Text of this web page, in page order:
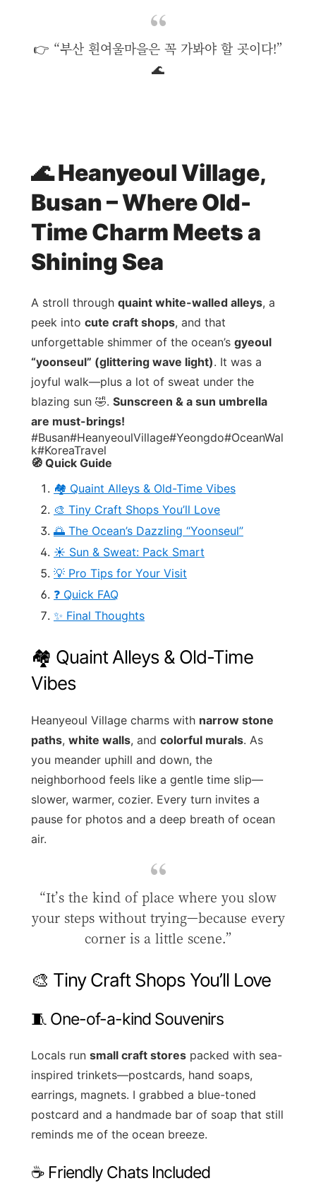
👉 “부산 흰여울마을은 꼭 가봐야 할 곳이다!”
🌊
🌊 Heanyeoul Village,
Busan – Where Old-
Time Charm Meets a
Shining Sea
A stroll through quaint white-walled alleys, a
peek into cute craft shops, and that
unforgettable shimmer of the ocean’s gyeoul
“yoonseul” (glittering wave light). It was a
joyful walk—plus a lot of sweat under the
blazing sun 🤣. Sunscreen & a sun umbrella
are must-brings!
#Busan#HeanyeoulVillage#Yeongdo#OceanWal
k#KoreaTravel
🧭 Quick Guide
🏘️ Quaint Alleys & Old-Time Vibes
🎨 Tiny Craft Shops You’ll Love
🌅 The Ocean’s Dazzling “Yoonseul”
☀️ Sun & Sweat: Pack Smart
💡 Pro Tips for Your Visit
❓ Quick FAQ
✨ Final Thoughts
🏘️ Quaint Alleys & Old-Time
Vibes
Heanyeoul Village charms with narrow stone
paths, white walls, and colorful murals. As
you meander uphill and down, the
neighborhood feels like a gentle time slip—
slower, warmer, cozier. Every turn invites a
pause for photos and a deep breath of ocean
air.
“It’s the kind of place where you slow
your steps without trying—because every
corner is a little scene.”
🎨 Tiny Craft Shops You’ll Love
🧵 One-of-a-kind Souvenirs
Locals run small craft stores packed with sea-
inspired trinkets—postcards, hand soaps,
earrings, magnets. I grabbed a blue-toned
postcard and a handmade bar of soap that still
reminds me of the ocean breeze.
☕ Friendly Chats Included